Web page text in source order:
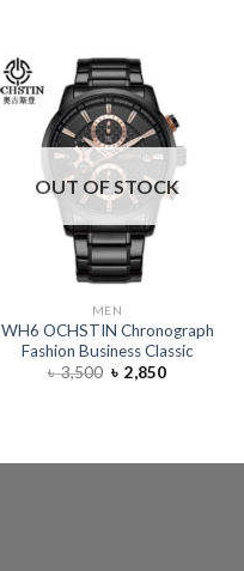
OUT OF STOCK
MEN
WH6 OCHSTIN Chronograph
Fashion Business Classic
৳3,500 ৳ 2,850